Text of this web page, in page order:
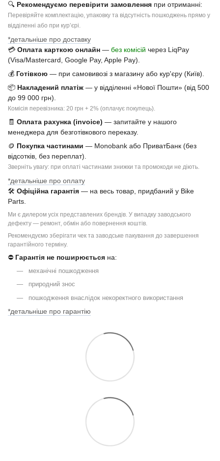
🔍 Рекомендуємо перевірити замовлення при отриманні:
Перевіряйте комплектацію, упаковку та відсутність пошкоджень прямо у
відділенні або при курʼєрі.
*детальніше про доставку
💳 Оплата карткою онлайн — без комісій через LiqPay
(Visa/Mastercard, Google Pay, Apple Pay).
💰 Готівкою — при самовивозі з магазину або кур'єру (Київ).
📦 Накладений платіж — у відділенні «Нової Пошти» (від 500
до 99 000 грн).
Комісія перевізника: 20 грн + 2% (оплачує покупець).
🧾 Оплата рахунка (invoice) — запитайте у нашого
менеджера для безготівкового переказу.
🪙 Покупка частинами — Monobank або ПриватБанк (без
відсотків, без переплат).
Зверніть увагу: при оплаті частинами знижки та промокоди не діють.
*детальніше про оплату
🛠 Офіційна гарантія — на весь товар, придбаний у Bike
Parts.
Ми є дилером усіх представлених брендів. У випадку заводського
дефекту — ремонт, обмін або повернення коштів.
Рекомендуємо зберігати чек та заводське пакування до завершення
гарантійного терміну.
⛔ Гарантія не поширюється на:
механічні пошкодження
природний знос
пошкодження внаслідок некоректного використання
*детальніше про гарантію